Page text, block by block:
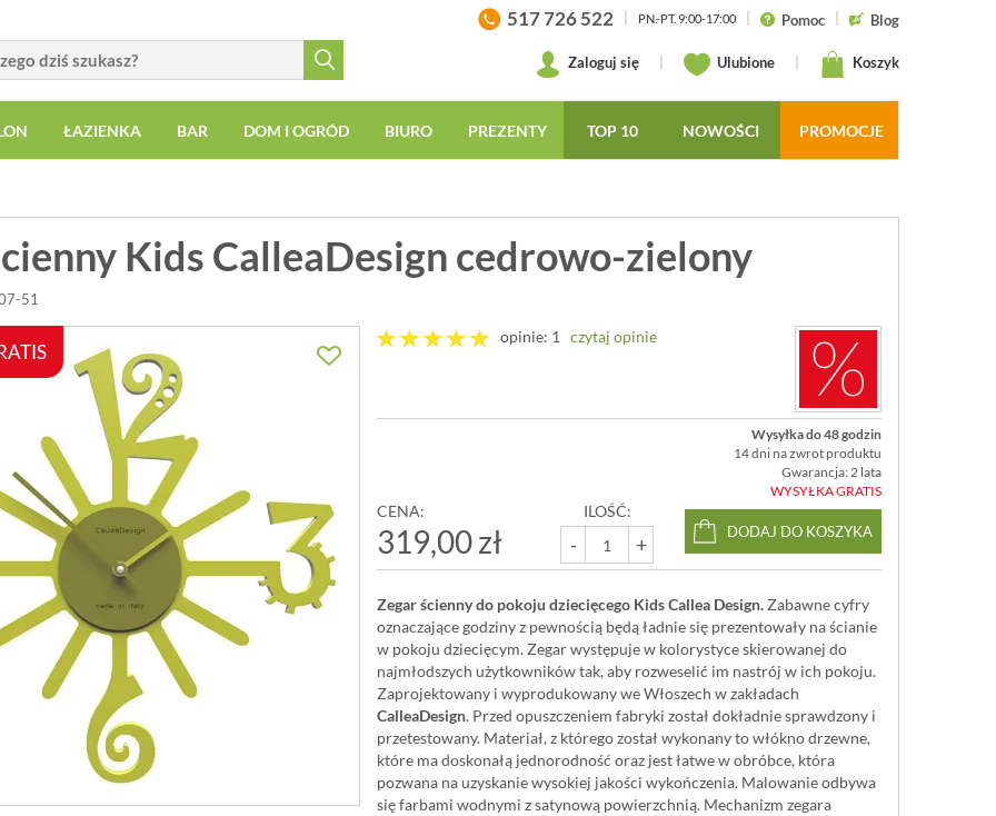
517 726 522 PN.-PT. 9:00-17:00 Pomoc Blog
Zaloguj się Ulubione Koszyk
ŁAZIENKA BAR DOM I OGRÓD BIURO PREZENTY TOP 10 NOWOŚCI PROMOCJE
Kids CalleaDesign cedrowo-zielony
51
opinie: 1 czytaj opinie
Wysyłka do 48 godzin
14 dni na zwrot produktu
Gwarancja: 2 lata
WYSYŁKA GRATIS
CENA:
319,00 zł
ILOŚĆ:
- +
DODAJ DO KOSZYKA
Zegar ścienny do pokoju dziecięcego Kids Callea Design.Zabawne cyfry
oznaczające godziny z pewnością będą ładnie się prezentowały na ścianie
w pokoju dziecięcym. Zegar występuje w kolorystyce skierowanej do
najmłodszych użytkowników tak, aby rozweselić im nastrój w ich pokoju.
Zaprojektowany i wyprodukowany we Włoszech w zakładach
CalleaDesign. Przed opuszczeniem fabryki został dokładnie sprawdzony i
przetestowany. Materiał, z którego został wykonany to włókno drzewne,
które ma doskonałą jednorodność oraz jest łatwe w obróbce, która
pozwana na uzyskanie wysokiej jakości wykończenia. Malowanie odbywa
się farbami wodnymi z satynową powierzchnią. Mechanizm zegara